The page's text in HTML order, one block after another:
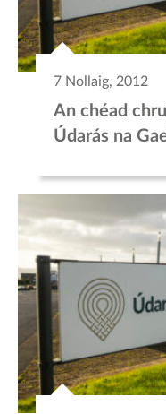
7 Nollaig, 2012
An chéad
Údarás na